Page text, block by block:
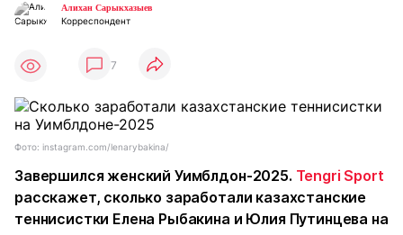
Алихан Сарыкхазыев
Корреспондент
7
Фото: instagram.com/lenarybakina/
Завершился женский Уимблдон-2025. Tengri Sport
расскажет, сколько заработали казахстанские
теннисистки Елена Рыбакина и Юлия Путинцева на